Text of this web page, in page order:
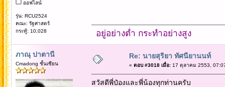
ออฟไลน์
รุ่น: RCU2524
คณะ: รัฐศาสตร์
กระทู้: 10,028
อยู่อย่างต่ำ กระทำอย่างสูง
ภาณุ ปาตานี
Cmadong ชั้นเซียน
Re: นายสุริยา ทัศนียานนท์
« ตอบ #3018 เมื่อ:17 ตุลาคม 2553,
สวัสดีพี่ป๋องและพี่น้องทุกท่านครับ